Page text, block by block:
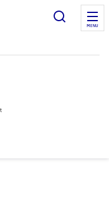
Ouvrir
MENU